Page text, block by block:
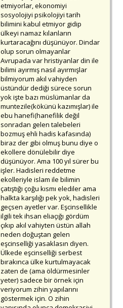
etmiyorlar, ekonomiyi
sosyolojiyi psikolojiyi tarih
bilimini kabul etmiyor gidip
ülkeyi namaz kılanların
kurtaracağını düşünüyor. Dindar
olup sorun olmayanlar
Avrupada var hristiyanlar din ile
bilimi ayırmış nasıl ayırmışlar
bilmiyorum akıl vahiyden
üstündür dediği sürece sorun
yok işte bazı müslümanlar da
muntezile(kökünü kazımışlar) ile
ebu hanefi(hanefilik değil
sonradan gelen talebeleri
bozmuş ehli hadis kafasında)
biraz der gibi olmuş bunu diye o
ekollere dönülebilir diye
düşünüyor. Ama 100 yıl sürer bu
işler. Hadisleri reddetme
ekolleriyle islam ile bilimin
çatıştığı çoğu kısmı elediler ama
halkta karşılığı pek yok, hadisleri
geçsen ayetler var. Eşcinsellikle
ilgili tek ihsan eliaçığı gördüm
çıkıp akıl vahiyten üstün allah
neden doğuştan gelen
eşcinselliği yasaklasın diyen.
Ülkede eşcinselliği serbest
bırakınca ülke kurtulmayacak
zaten de (ama öldürmesinler
yeter) sadece bir örnek için
veriyorum zihin yapılarını
göstermek için. O zihin